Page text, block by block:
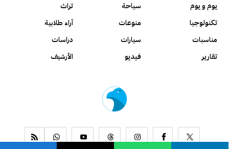
يوم و يوم
سياحة
تراث
تكنولوجيا
منوعات
آراء طلابية
مناسبات
سيارات
دراسات
تقارير
فيديو الأرشيف